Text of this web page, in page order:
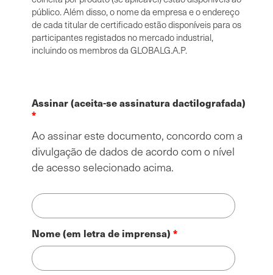
público. Além disso, o nome da empresa e o endereço
de cada titular de certificado estão disponíveis para os
participantes registados no mercado industrial,
incluindo os membros da GLOBALG.A.P.
Assinar (aceita-se assinatura dactilografada)
Ao assinar este documento, concordo com a
divulgação de dados de acordo com o nível
de acesso selecionado acima.
Nome (em letra de imprensa)